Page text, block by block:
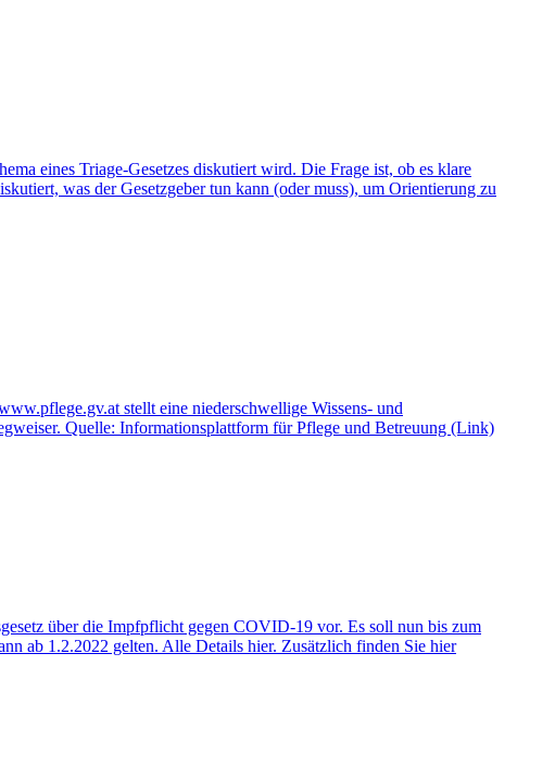
eines Triage-Gesetzes diskutiert wird. Die Frage ist, ob es klare
was der Gesetzgeber tun kann (oder muss), um Orientierung zu
stellt eine niederschwellige Wissens- und
Quelle: Informationsplattform für Pflege und Betreuung (Link)
über die Impfpflicht gegen COVID-19 vor. Es soll nun bis zum
ab 1.2.2022 gelten. Alle Details hier. Zusätzlich finden Sie hier